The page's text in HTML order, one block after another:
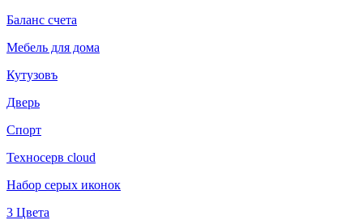
Баланс счета
Мебель для дома
Кутузовъ
Дверь
Спорт
Техносерв cloud
Набор серых иконок
3 Цвета